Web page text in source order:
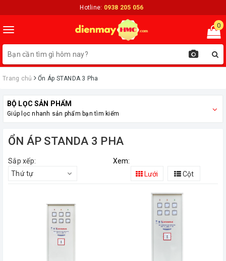
Hotline: 0938 205 056
Toggle
navigation
0
Trang chủ Ổn Áp STANDA 3 Pha
BỘ LỌC SẢN PHẨM
Giúp lọc nhanh sản phẩm bạn tìm kiếm
ỔN ÁP STANDA 3 PHA
Sắp xếp:
Thứ tự
Xem:
Lưới
Cột